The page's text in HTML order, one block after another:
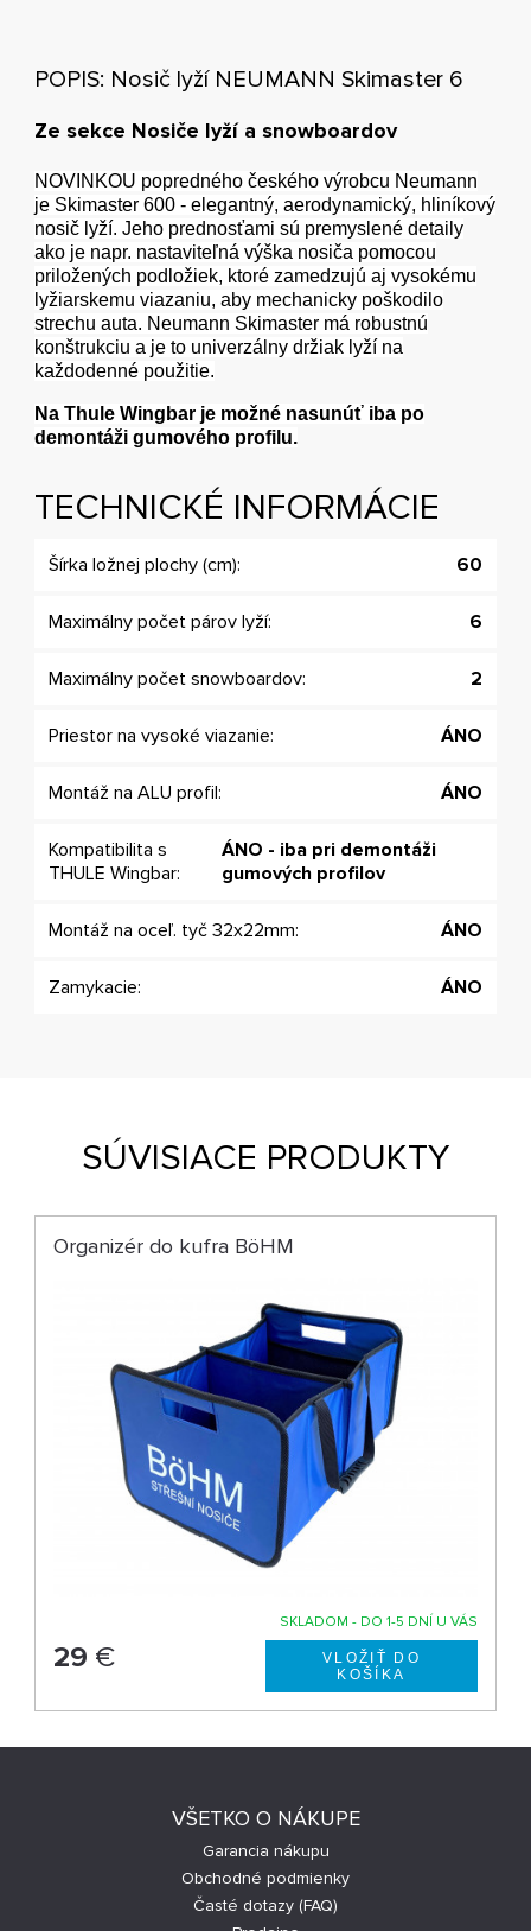
POPIS: Nosič lyží NEUMANN Skimaster 6
Ze sekce Nosiče lyží a snowboardov
NOVINKOU popredného českého výrobcu Neumann
je Skimaster 600 - elegantný, aerodynamický, hliníkový
nosič lyží. Jeho prednosťami sú premyslené detaily
ako je napr. nastaviteľná výška nosiča pomocou
priložených podložiek, ktoré zamedzujú aj vysokému
lyžiarskemu viazaniu, aby mechanicky poškodilo
strechu auta. Neumann Skimaster má robustnú
konštrukciu a je to univerzálny držiak lyží na
každodenné použitie.
Na Thule Wingbar je možné nasunúť iba po
demontáži gumového profilu.
TECHNICKÉ INFORMÁCIE
Šírka ložnej plochy (cm): 60
Maximálny počet párov lyží: 6
Maximálny počet snowboardov: 2
Priestor na vysoké viazanie: ÁNO
Montáž na ALU profil: ÁNO
Kompatibilita s
THULE Wingbar:
ÁNO - iba pri demontáži
gumových profilov
Montáž na oceľ. tyč 32x22mm: ÁNO
Zamykacie: ÁNO
SÚVISIACE PRODUKTY
Organizér do kufra BöHM
SKLADOM - DO 1-5 DNÍ U VÁS
29 €
VŠETKO O NÁKUPE
Garancia nákupu
Obchodné podmienky
Časté dotazy (FAQ)